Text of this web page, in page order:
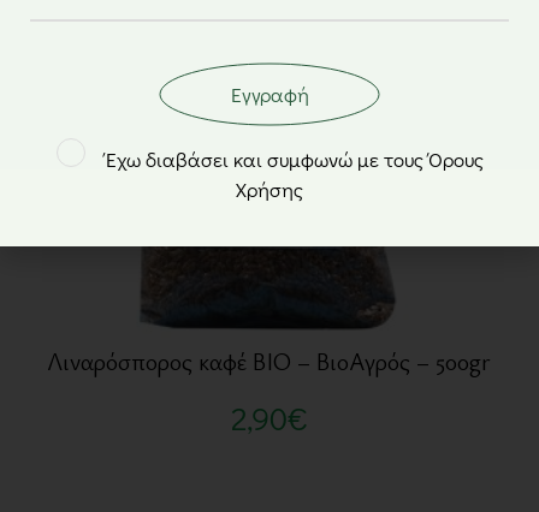
Λιναρόσπορος καφέ BIO – ΒιοΑγρός – 500gr
2,90€
Εγγραφή
Έχω διαβάσει και συμφωνώ με τους Όρους
Χρήσης